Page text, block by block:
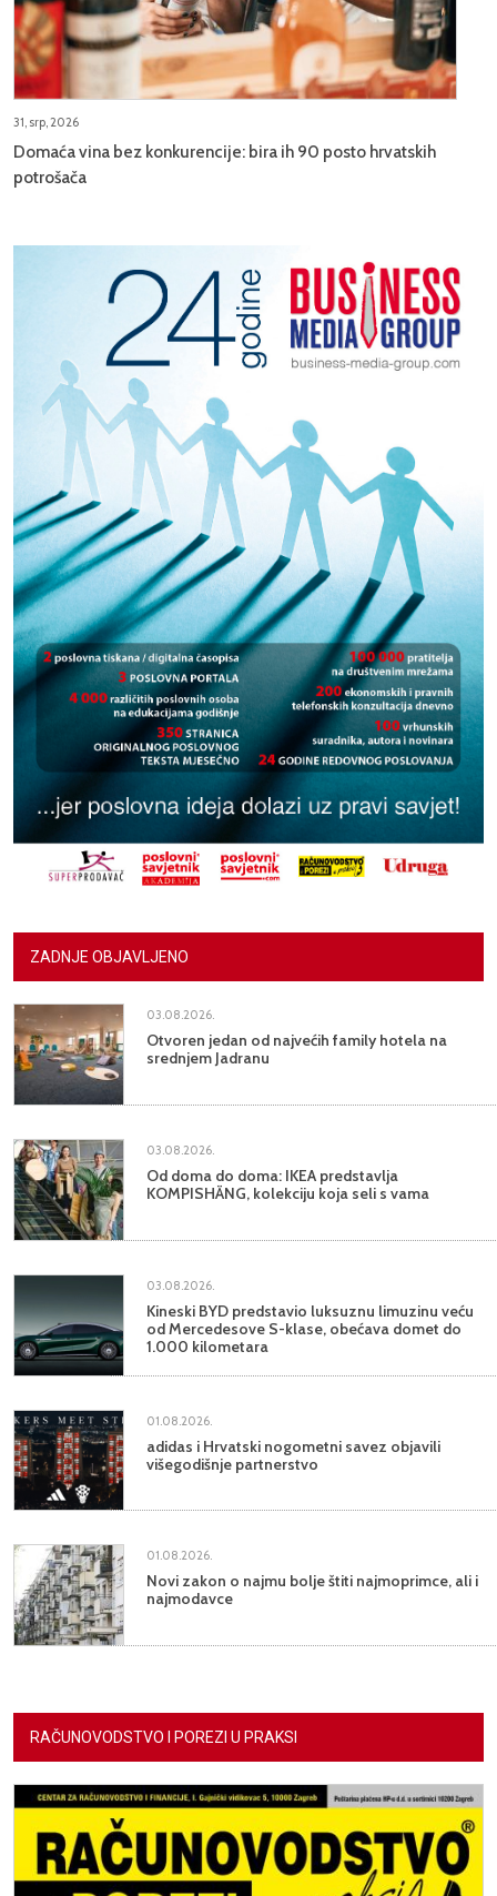
31, srp, 2026
Domaća vina bez konkurencije: bira ih 90 posto hrvatskih
potrošača
ZADNJE OBJAVLJENO
03.08.2026.
Otvoren jedan od najvećih family hotela na
srednjem Jadranu
03.08.2026.
Od doma do doma: IKEA predstavlja
KOMPISHÄNG, kolekciju koja seli s vama
03.08.2026.
Kineski BYD predstavio luksuznu limuzinu veću
od Mercedesove S-klase, obećava domet do
1.000 kilometara
01.08.2026.
adidas i Hrvatski nogometni savez objavili
višegodišnje partnerstvo
01.08.2026.
Novi zakon o najmu bolje štiti najmoprimce, ali i
najmodavce
RAČUNOVODSTVO I POREZI U PRAKSI